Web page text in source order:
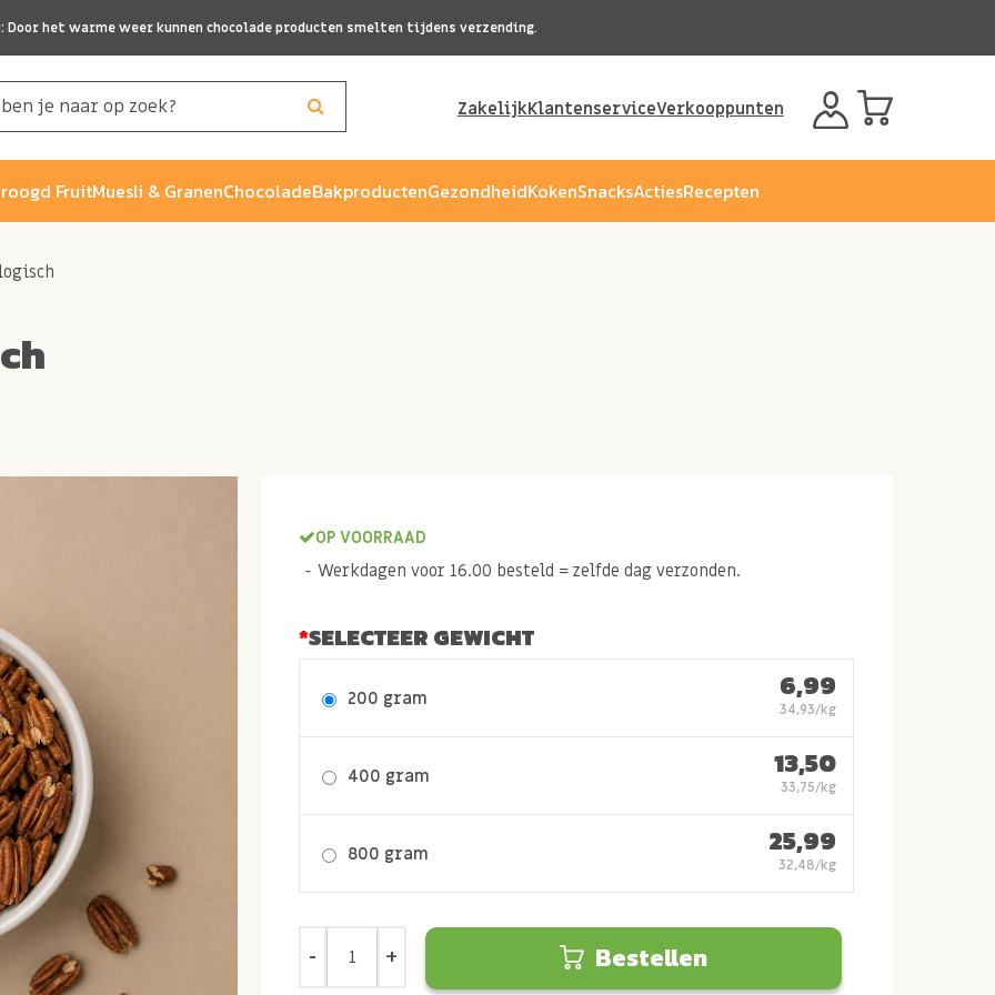
Door het warme weer kunnen chocolade producten smelten tijdens verzending.
ZakelijkKlantenserviceVerkooppunten
FruitMuesli & GranenChocoladeBakproductenGezondheidKokenSnacksActiesRecepten
OP VOORRAAD
Werkdagen voor 16.00 besteld = zelfde dag verzonden.
SELECTEER GEWICHT
200 gram 6,99
34,93/kg
400 gram 13,50
33,75/kg
800 gram 25,99
32,48/kg
Bestellen